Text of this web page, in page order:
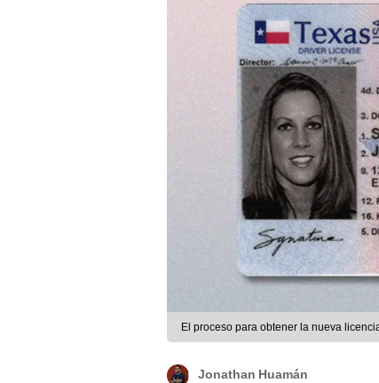
El proceso para obtener la nueva
Jonathan Huamán